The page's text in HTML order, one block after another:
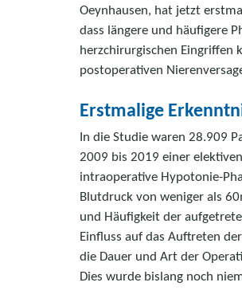
Oeynhausen, hat jetzt
dass längere und häufigere
herzchirurgischen Eingriffen
postoperativen
Erstmalige
In die Studie waren 28.909
2009 bis 2019 einer
intraoperative Hypotonie-
Blutdruck von weniger als
und Häufigkeit der
Einfluss auf das Auftreten
die Dauer und Art der
Dies wurde bislang noch